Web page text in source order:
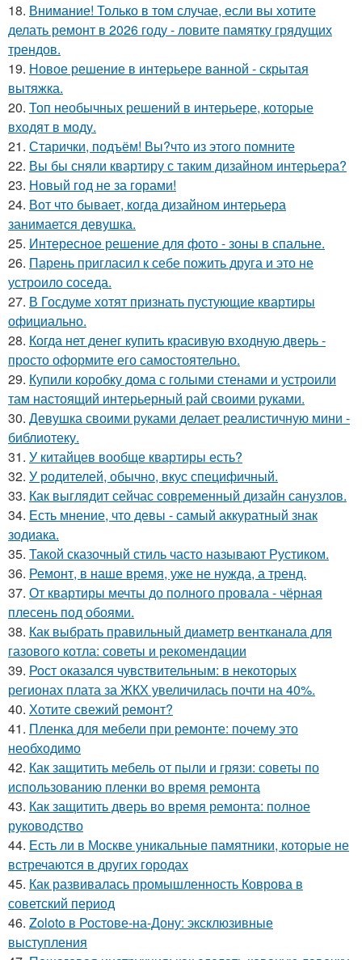
18. Внимание! Только в том случае, если вы хотите
делать ремонт в 2026 году - ловите памятку грядущих
трендов.
19. Новое решение в интерьере ванной - скрытая
вытяжка.
20. Топ необычных решений в интерьере, которые
входят в моду.
21. Старички, подъём! Вы?что из этого помните
22. Вы бы сняли квартиру с таким дизайном интерьера?
23. Новый год не за горами!
24. Вот что бывает, когда дизайном интерьера
занимается девушка.
25. Интересное решение для фото - зоны в спальне.
26. Парень пригласил к себе пожить друга и это не
устроило соседа.
27. В Госдуме хотят признать пустующие квартиры
официально.
28. Когда нет денег купить красивую входную дверь -
просто оформите его самостоятельно.
29. Купили коробку дома с голыми стенами и устроили
там настоящий интерьерный рай своими руками.
30. Девушка своими руками делает реалистичную мини -
библиотеку.
31. У китайцев вообще квартиры есть?
32. У родителей, обычно, вкус специфичный.
33. Как выглядит сейчас современный дизайн санузлов.
34. Есть мнение, что девы - самый аккуратный знак
зодиака.
35. Такой сказочный стиль часто называют Рустиком.
36. Ремонт, в наше время, уже не нужда, а тренд.
37. От квартиры мечты до полного провала - чёрная
плесень под обоями.
38. Как выбрать правильный диаметр вентканала для
газового котла: советы и рекомендации
39. Рост оказался чувствительным: в некоторых
регионах плата за ЖКХ увеличилась почти на 40%.
40. Хотите свежий ремонт?
41. Пленка для мебели при ремонте: почему это
необходимо
42. Как защитить мебель от пыли и грязи: советы по
использованию пленки во время ремонта
43. Как защитить дверь во время ремонта: полное
руководство
44. Есть ли в Москве уникальные памятники, которые не
встречаются в других городах
45. Как развивалась промышленность Коврова в
советский период
46. Zoloto в Ростове-на-Дону: эксклюзивные
выступления